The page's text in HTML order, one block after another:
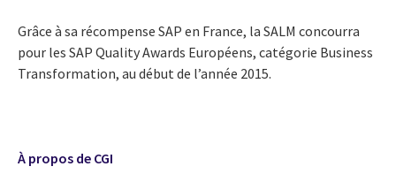
Grâce à sa récompense SAP en France, la SALM concourra
pour les SAP Quality Awards Européens, catégorie Business
Transformation, au début de l’année 2015.
À propos de CGI